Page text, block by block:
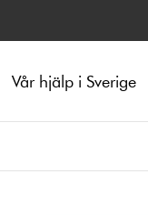
Vår hjälp i Sverige